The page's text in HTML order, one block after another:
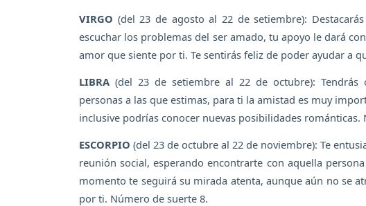
VIRGO (del 23 de agosto al 22 de setiembre):
escuchar los problemas del ser amado, tu apoyo le dará
amor que siente por ti. Te sentirás feliz de poder ayudar a
LIBRA (del 23 de setiembre al 22 de octubre):
personas a las que estimas, para ti la amistad es muy
inclusive podrías conocer nuevas posibilidades románticas.
ESCORPIO (del 23 de octubre al 22 de noviembre): Te
reunión social, esperando encontrarte con aquella
momento te seguirá su mirada atenta, aunque aún no se
por ti. Número de suerte 8.